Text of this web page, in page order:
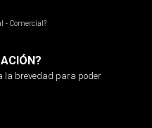
- Comercial?
la brevedad para poder